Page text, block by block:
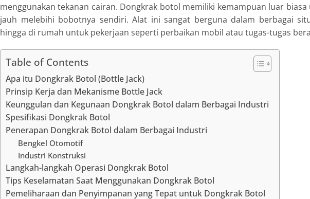
menggunakan tekanan cairan. Dongkrak botol memiliki kemampuan luar
jauh melebihi bobotnya sendiri. Alat ini sangat berguna dalam berbagai
hingga di rumah untuk pekerjaan seperti perbaikan mobil atau tugas-tugas
Table of Contents
Apa itu Dongkrak Botol (Bottle Jack)
Prinsip Kerja dan Mekanisme Bottle Jack
Keunggulan dan Kegunaan Dongkrak Botol dalam Berbagai Industri
Spesifikasi Dongkrak Botol
Penerapan Dongkrak Botol dalam Berbagai Industri
Bengkel Otomotif
Industri Konstruksi
Langkah-langkah Operasi Dongkrak Botol
Tips Keselamatan Saat Menggunakan Dongkrak Botol
Pemeliharaan dan Penyimpanan yang Tepat untuk Dongkrak Botol